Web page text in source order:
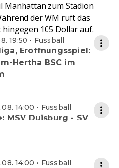
Manhattan zum Stadion
der WM ruft das
105 Dollar auf.
19:50 • Fussball
Eröffnungsspiel:
Hertha BSC im
14:00 • Fussball
MSV Duisburg - SV
14:00 • Fussball